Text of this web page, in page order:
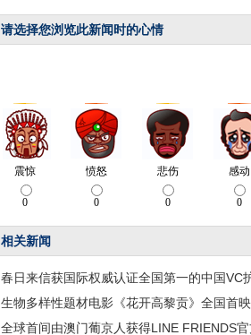
请选择您浏览此新闻时的心情
相关新闻
春日来信获国际权威认证全国第一的中国VC
生物多样性题材电影《花开高黎贡》全国首映
全球首间由澳门葡京人获得LINE FRIENDS